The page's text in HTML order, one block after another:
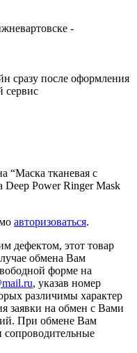
-
сразу после оформления
сервис
“Маска тканевая с
Power Ringer Mask
авторизоваться.
дефектом, этот товар
обмена Вам
форме на
, указав номер
различимы характер
заявки на обмен с Вами
При обмене Вам
сопроводительные